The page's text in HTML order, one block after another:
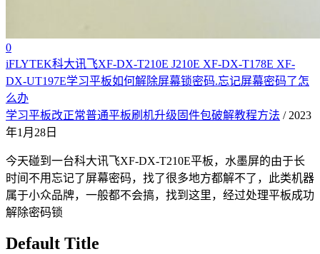
0
iFLYTEK科大讯飞XF-DX-T210E J210E XF-DX-T178E XF-
DX-UT197E学习平板如何解除屏幕锁密码.忘记屏幕密码了怎
么办
学习平板改正常普通平板刷机升级固件包破解教程方法 / 2023
年1月28日
今天碰到一台科大讯飞XF-DX-T210E平板，水墨屏的由于长
时间不用忘记了屏幕密码，找了很多地方都解不了，此类机器
属于小众品牌，一般都不会搞，找到这里，经过处理平板成功
解除密码锁
Default Title